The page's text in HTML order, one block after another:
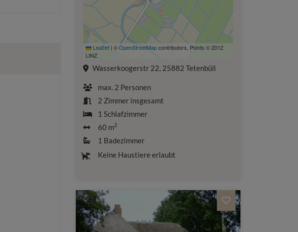
Leaflet | ©OpenStreetMapcontributors, Points © 2012
LINZ
Wasserkoogerstr 22, 25882 Tetenbüll
max. 2 Personen
2 Zimmer insgesamt
1Schlafzimmer
60 m2
1 Badezimmer
Keine Haustiere erlaubt